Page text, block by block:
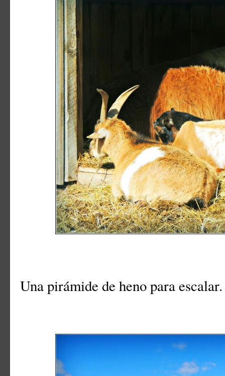
Una pirámide de heno para escalar.